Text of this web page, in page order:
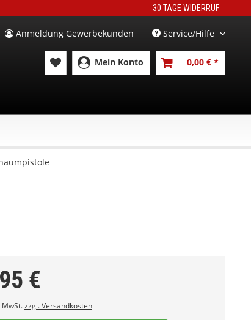
30 TAGE WIDERRUF
Anmeldung Gewerbekunden Service/Hilfe
Mein Konto 0,00 € *
€
MwSt.zzgl. Versandkosten